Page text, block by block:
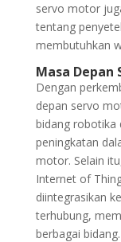
servo motor
tentang
membutuhkan
Masa Depan
Dengan
depan servo
bidang robotika
peningkatan
motor. Selain
Internet of
diintegrasikan
terhubung,
berbagai bidang.